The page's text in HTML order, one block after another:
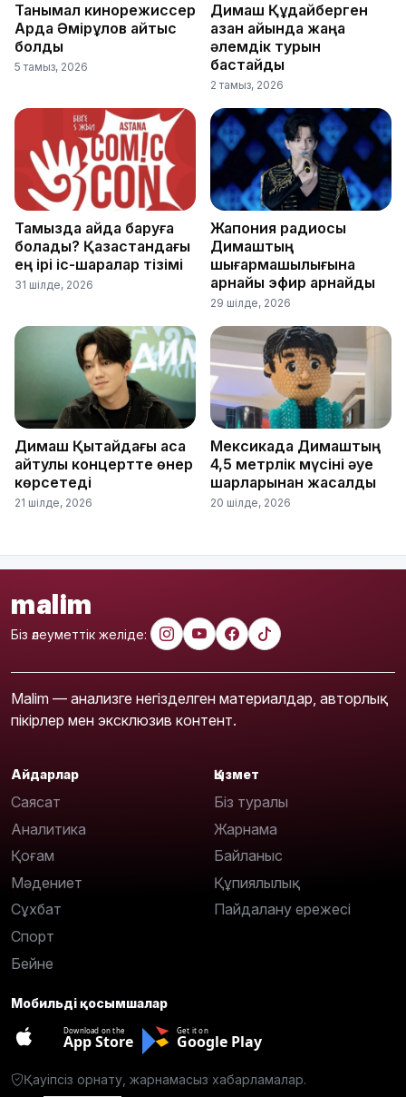
Танымал кинорежиссер
Ардақ Әмірқұлов қайтыс
болды
5 тамыз, 2026
Димаш Құдайберген
қазан айында жаңа
әлемдік турын
бастайды
2 тамыз, 2026
Тамызда қайда баруға
болады? Қазақстандағы
ең ірі іс-шаралар тізімі
31 шілде, 2026
Жапония радиосы
Димаштың
шығармашылығына
арнайы эфир арнайды
29 шілде, 2026
Димаш Қытайдағы аса
айтулы концертте өнер
көрсетеді
21 шілде, 2026
Мексикада Димаштың
4,5 метрлік мүсіні әуе
шарларынан жасалды
20 шілде, 2026
malim
Біз әлеуметтік желіде:
Malim — анализге негізделген материалдар, авторлық
пікірлер мен эксклюзив контент.
Айдарлар
Саясат
Аналитика
Қоғам
Мәдениет
Сұхбат
Спорт
Бейне
Қызмет
Біз туралы
Жарнама
Байланыс
Құпиялылық
Пайдалану ережесі
Мобильді қосымшалар
Download on the
App Store
Get it on
Google Play
Қауіпсіз орнату, жарнамасыз хабарламалар.